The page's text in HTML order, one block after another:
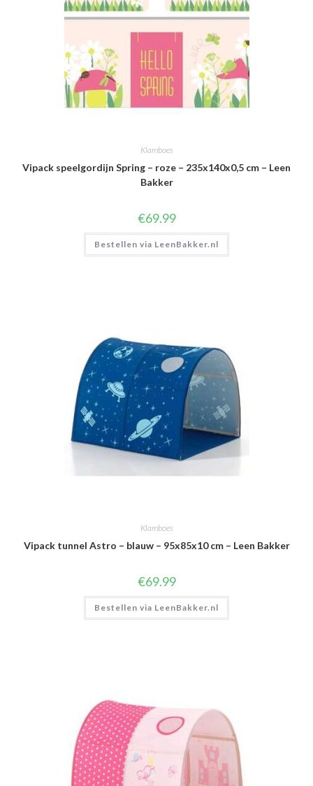
Klamboes
Vipack speelgordijn Spring – roze – 235x140x0,5 cm – Leen
Bakker
€69.99
Bestellen via LeenBakker.nl
Klamboes
Vipack tunnel Astro – blauw – 95x85x10 cm – Leen Bakker
€69.99
Bestellen via LeenBakker.nl